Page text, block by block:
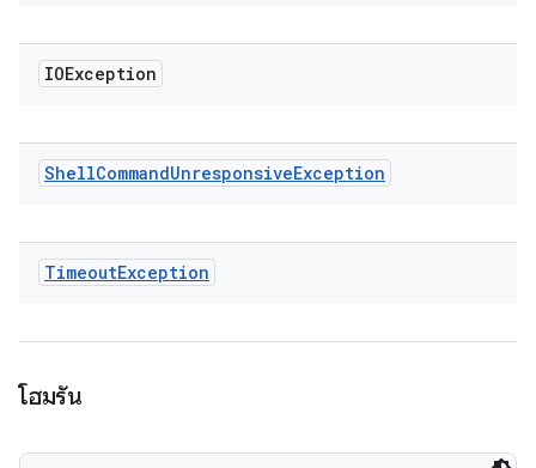
IOException
ShellCommandUnresponsiveException
TimeoutException
โฮมรัน